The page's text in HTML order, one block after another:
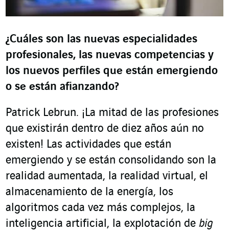
¿Cuáles son las nuevas especialidades
profesionales, las nuevas competencias y
los nuevos perfiles que están emergiendo
o se están afianzando?
Patrick Lebrun. ¡La mitad de las profesiones
que existirán dentro de diez años aún no
existen! Las actividades que están
emergiendo y se están consolidando son la
realidad aumentada, la realidad virtual, el
almacenamiento de la energía, los
algoritmos cada vez más complejos, la
inteligencia artificial, la explotación de big